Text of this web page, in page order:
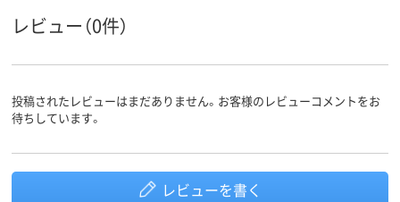
レビュー（0件）
投稿されたレビューはまだありません。お客様のレビューコメントをお
待ちしています。
レビューを書く